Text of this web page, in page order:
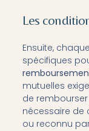
Les
Ensuite,
spécifiques
mutuelles
de rembourser
nécessaire de
ou reconnu